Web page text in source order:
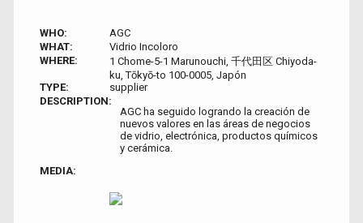
WHO:
AGC
WHAT:
Vidrio Incoloro
WHERE:
1 Chome-5-1 Marunouchi, 千代田区 Chiyoda-
ku, Tōkyō-to 100-0005, Japón
TYPE:
supplier
DESCRIPTION:
AGC ha seguido logrando la creación de
nuevos valores en las áreas de negocios
de vidrio, electrónica, productos químicos
y cerámica.
MEDIA: